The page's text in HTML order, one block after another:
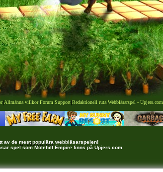
av de mest populära webbläsarspelen!
spel som Molehill Empire finns på Upjers.com
Få reda på mer
|Allmänna villkor|Forum|Support|Redaktionell ruta|Webbläsarspel - Upjers.com